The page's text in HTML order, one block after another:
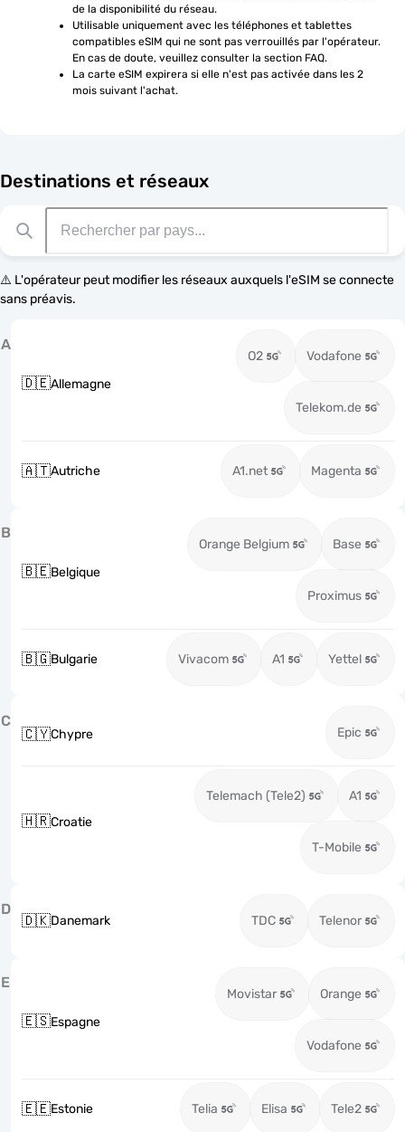
de la disponibilité du réseau.
Utilisable uniquement avec les téléphones et tablettes
compatibles eSIM qui ne sont pas verrouillés par l'opérateur.
En cas de doute, veuillez consulter la section FAQ.
La carte eSIM expirera si elle n'est pas activée dans les 2
mois suivant l'achat.
Destinations et réseaux
⚠️ L'opérateur peut modifier les réseaux auxquels l'eSIM se connecte
sans préavis.
A
🇩🇪Allemagne
O2 Vodafone
Telekom.de
🇦🇹Autriche A1.net Magenta
B
🇧🇪Belgique
Orange Belgium Base
Proximus
🇧🇬Bulgarie Vivacom A1 Yettel
C
🇨🇾Chypre Epic
🇭🇷Croatie
Telemach (Tele2) A1
T-Mobile
D
🇩🇰Danemark TDC Telenor
E
🇪🇸Espagne
Movistar Orange
Vodafone
🇪🇪Estonie Telia Elisa Tele2